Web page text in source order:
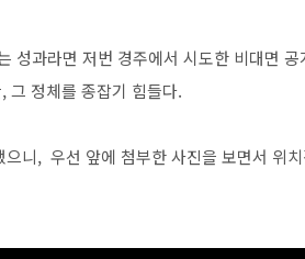
성과라면 저번 경주에서 시도한 비대면
그 정체를 종잡기 힘들다.
니, 우선 앞에 첨부한 사진을 보면서 위